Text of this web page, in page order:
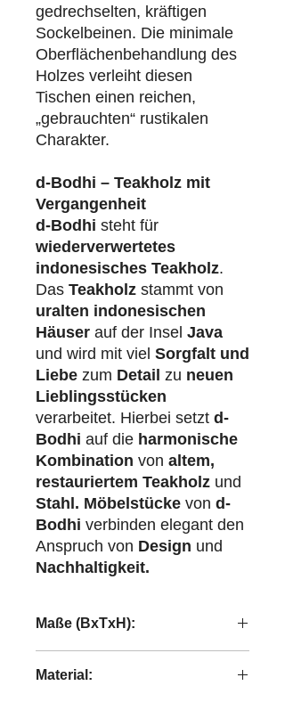
gedrechselten, kräftigen
Sockelbeinen. Die minimale
Oberflächenbehandlung des
Holzes verleiht diesen
Tischen einen reichen,
„gebrauchten“ rustikalen
Charakter.
d-Bodhi – Teakholz mit
Vergangenheit
d-Bodhi steht für
wiederverwertetes
indonesisches Teakholz.
Das Teakholz stammt von
uralten indonesischen
Häuser auf der Insel Java
und wird mit viel Sorgfalt und
Liebe zum Detail zu neuen
Lieblingsstücken
verarbeitet. Hierbei setzt d-
Bodhi auf die harmonische
Kombination von altem,
restauriertem Teakholz und
Stahl. Möbelstücke von d-
Bodhi verbinden elegant den
Anspruch von Design und
Nachhaltigkeit.
Maße (BxTxH):
Material: